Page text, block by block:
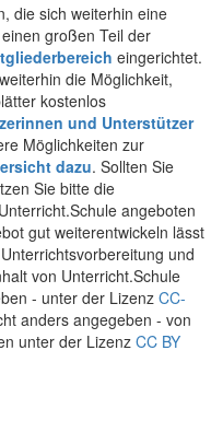
die sich weiterhin eine
großen Teil der
eingerichtet.
die Möglichkeit,
kostenlos
und Unterstützer
Möglichkeiten zur
dazu. Sollten Sie
Sie bitte die
angeboten
gut weiterentwickeln lässt
und
von Unterricht.Schule
- unter der Lizenz CC-
anders angegeben - von
unter der Lizenz CC BY